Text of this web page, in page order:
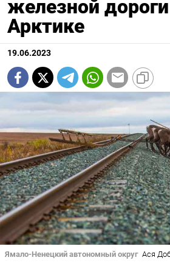
железной
Арктике
19.06.2023
Ямало-Ненецкий автономный округ Ася